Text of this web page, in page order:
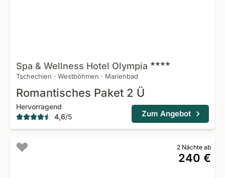
Spa & Wellness Hotel Olympia
Tschechien · Westböhmen · Marienbad
Romantisches Paket 2 Ü
Hervorragend
4,6/5 Zum Angebot
2 Nächte ab
240 €